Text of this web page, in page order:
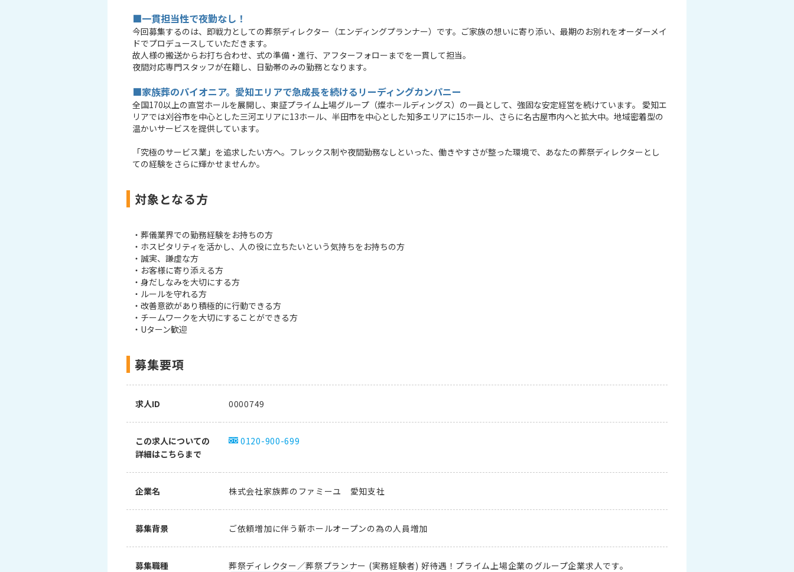
■一貫担当性で夜勤なし！
今回募集するのは、即戦力としての葬祭ディレクター（エンディングプランナー）です。ご家族の想いに寄り添い、最期のお別れをオーダーメイ
ドでプロデュースしていただきます。
故人様の搬送からお打ち合わせ、式の準備・進行、アフターフォローまでを一貫して担当。
夜間対応専門スタッフが在籍し、日勤帯のみの勤務となります。
■家族葬のパイオニア。愛知エリアで急成長を続けるリーディングカンパニー
全国170以上の直営ホールを展開し、東証プライム上場グループ（燦ホールディングス）の一員として、強固な安定経営を続けています。 愛知エ
リアでは刈谷市を中心とした三河エリアに13ホール、半田市を中心とした知多エリアに15ホール、さらに名古屋市内へと拡大中。地域密着型の
温かいサービスを提供しています。
「究極のサービス業」を追求したい方へ。フレックス制や夜間勤務なしといった、働きやすさが整った環境で、あなたの葬祭ディレクターとし
ての経験をさらに輝かせませんか。
対象となる方
・葬儀業界での勤務経験をお持ちの方
・ホスピタリティを活かし、人の役に立ちたいという気持ちをお持ちの方
・誠実、謙虚な方
・お客様に寄り添える方
・身だしなみを大切にする方
・ルールを守れる方
・改善意欲があり積極的に行動できる方
・チームワークを大切にすることができる方
・Uターン歓迎
募集要項
求人ID 0000749
この求人についての
詳細はこちらまで
0120-900-699
企業名 株式会社家族葬のファミーユ 愛知支社
募集背景 ご依頼増加に伴う新ホールオープンの為の人員増加
募集職種 葬祭ディレクター／葬祭プランナー (実務経験者) 好待遇！プライム上場企業のグループ企業求人です。